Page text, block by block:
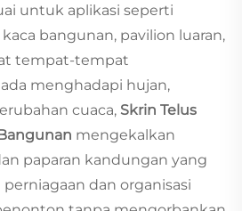
untuk aplikasi seperti
bangunan, pavilion luaran,
tempat-tempat
menghadapi hujan,
cuaca, Skrin Telus
mengekalkan
paparan kandungan yang
dan organisasi